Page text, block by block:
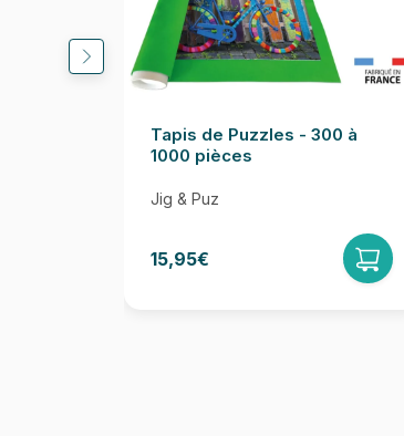
Tapis de Puzzles - 300 à
1000 pièces
Jig & Puz
15,95€